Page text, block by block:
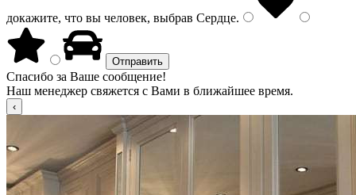
докажите, что вы человек, выбрав Сердце.
Спасибо за Ваше сообщение!
Наш менеджер свяжется с Вами в ближайшее время.